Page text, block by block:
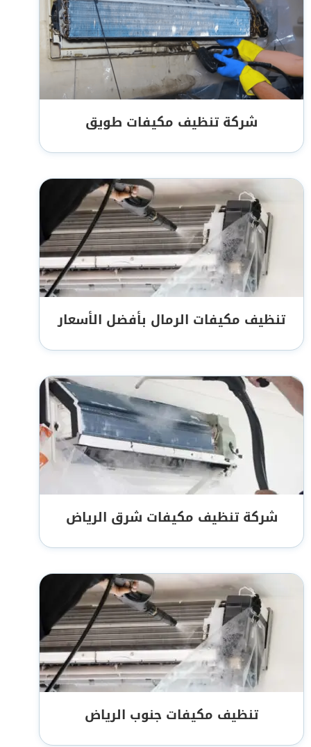
شركة تنظيف مكيفات طويق
تنظيف مكيفات الرمال بأفضل الأسعار
شركة تنظيف مكيفات شرق الرياض
تنظيف مكيفات جنوب الرياض